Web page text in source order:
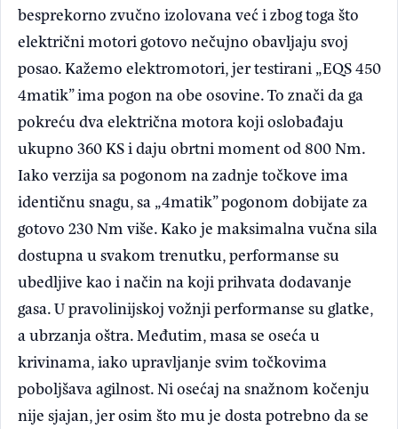
besprekorno zvučno izolovana već i zbog toga što
električni motori gotovo nečujno obavljaju svoj
posao. Kažemo elektromotori, jer testirani „EQS 450
4matik” ima pogon na obe osovine. To znači da ga
pokreću dva električna motora koji oslobađaju
ukupno 360 KS i daju obrtni moment od 800 Nm.
Iako verzija sa pogonom na zadnje točkove ima
identičnu snagu, sa „4matik” pogonom dobijate za
gotovo 230 Nm više. Kako je maksimalna vučna sila
dostupna u svakom trenutku, performanse su
ubedljive kao i način na koji prihvata dodavanje
gasa. U pravolinijskoj vožnji performanse su glatke,
a ubrzanja oštra. Međutim, masa se oseća u
krivinama, iako upravljanje svim točkovima
poboljšava agilnost. Ni osećaj na snažnom kočenju
nije sjajan, jer osim što mu je dosta potrebno da se